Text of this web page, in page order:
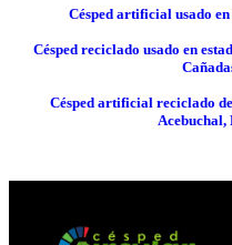
Césped artificial usado
Césped reciclado usado en
Césped artificial reciclado